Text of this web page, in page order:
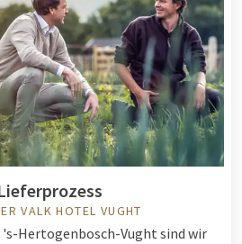
VALK HOTEL VUGHT
's-Hertogenbosch-Vught sind wir